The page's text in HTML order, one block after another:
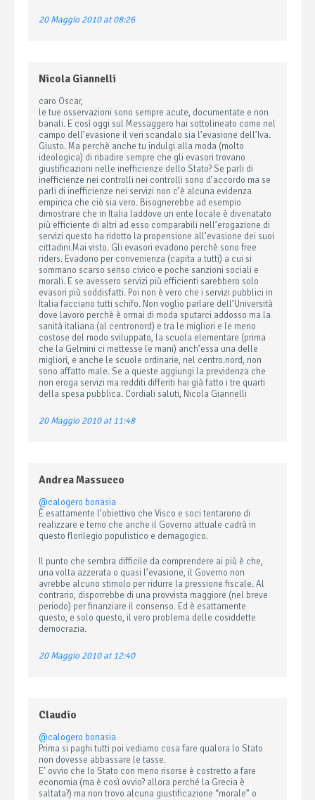
20 Maggio 2010 at 08:26
Nicola Giannelli
caro Oscar,
le tue osservazioni sono sempre acute, documentate e non
banali. E così oggi sul Messaggero hai sottolineato come nel
campo dell’evasione il veri scandalo sia l’evasione dell’Iva.
Giusto. Ma perchè anche tu indulgi alla moda (molto
ideologica) di ribadire sempre che gli evasori trovano
giustificazioni nelle inefficienze dello Stato? Se parli di
inefficienze nei controlli nei controlli sono d’accordo ma se
parli di inefficienze nei servizi non c’è alcuna evidenza
empirica che ciò sia vero. Bisognerebbe ad esempio
dimostrare che in Italia laddove un ente locale è divenatato
più efficiente di altri ad esso comparabili nell’erogazione di
servizi questo ha ridotto la propensione all’evasione dei suoi
cittadini.Mai visto. Gli evasori evadono perchè sono free
riders. Evadono per convenienza (capita a tutti) a cui si
sommano scarso senso civico e poche sanzioni sociali e
morali. E se avessero servizi più efficienti sarebbero solo
evasori più soddisfatti. Poi non è vero che i servizi pubblici in
Italia facciano tutti schifo. Non voglio parlare dell’Università
dove lavoro perchè è ormai di moda sputarci addosso ma la
sanità italiana (al centronord) e tra le migliori e le meno
costose del modo sviluppato, la scuola elementare (prima
che la Gelmini ci mettesse le mani) anch’essa una delle
migliori, e anche le scuole ordinarie, nel centro.nord, non
sono affatto male. Se a queste aggiungi la previdenza che
non eroga servizi ma redditi differiti hai già fatto i tre quarti
della spesa pubblica. Cordiali saluti, Nicola Giannelli
20 Maggio 2010 at 11:48
Andrea Massucco
@calogero bonasia
È esattamente l’obiettivo che Visco e soci tentarono di
realizzare e temo che anche il Governo attuale cadrà in
questo florilegio populistico e demagogico.
Il punto che sembra difficile da comprendere ai più è che,
una volta azzerata o quasi l’evasione, il Governo non
avrebbe alcuno stimolo per ridurre la pressione fiscale. Al
contrario, disporrebbe di una provvista maggiore (nel breve
periodo) per finanziare il consenso. Ed è esattamente
questo, e solo questo, il vero problema delle cosiddette
democrazia.
20 Maggio 2010 at 12:40
Claudio
@calogero bonasia
Prima si paghi tutti poi vediamo cosa fare qualora lo Stato
non dovesse abbassare le tasse.
E’ ovvio che lo Stato con meno risorse è costretto a fare
economia (ma è così ovvio? allora perché la Grecia è
saltata?) ma non trovo alcuna giustificazione “morale” o